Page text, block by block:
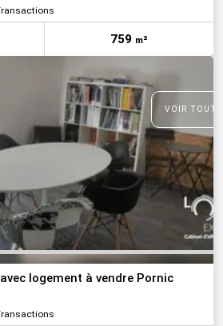
759 m²
VOIR
logement à vendre Pornic